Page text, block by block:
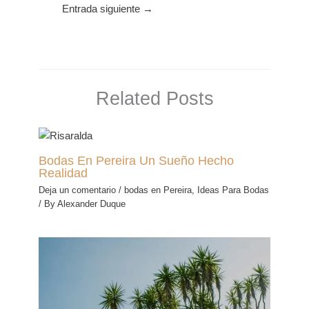
Entrada siguiente →
Related Posts
Bodas En Pereira Un Sueño Hecho
Realidad
Deja un comentario / bodas en Pereira, Ideas Para Bodas
/ ByAlexander Duque